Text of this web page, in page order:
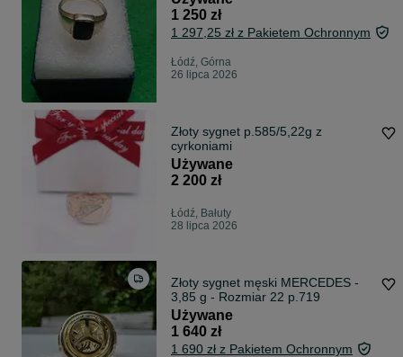
1 250 zł
1 297,25 zł z Pakietem Ochronnym
Łódź, Górna
26 lipca 2026
Złoty sygnet p.585/5,22g z
cyrkoniami
Używane
2 200 zł
Łódź, Bałuty
28 lipca 2026
Złoty sygnet męski MERCEDES -
3,85 g - Rozmiar 22 p.719
Używane
1 640 zł
1 690 zł z Pakietem Ochronnym